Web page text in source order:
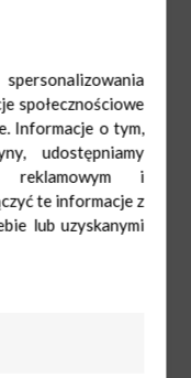
społecznościowe
Informacje o tym,
udostępniamy
reklamowym i
te informacje z
lub uzyskanymi